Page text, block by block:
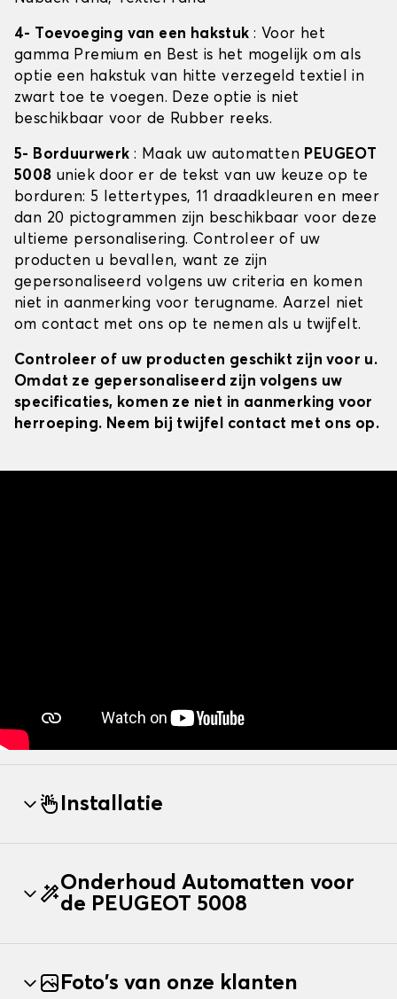
4- Toevoeging van een hakstuk : Voor het
gamma Premium en Best is het mogelijk om als
optie een hakstuk van hitte verzegeld textiel in
zwart toe te voegen. Deze optie is niet
beschikbaar voor de Rubber reeks.
5- Borduurwerk : Maak uw automatten PEUGEOT
5008 uniek door er de tekst van uw keuze op te
borduren: 5 lettertypes, 11 draadkleuren en meer
dan 20 pictogrammen zijn beschikbaar voor deze
ultieme personalisering. Controleer of uw
producten u bevallen, want ze zijn
gepersonaliseerd volgens uw criteria en komen
niet in aanmerking voor terugname. Aarzel niet
om contact met ons op te nemen als u twijfelt.
Controleer of uw producten geschikt zijn voor u.
Omdat ze gepersonaliseerd zijn volgens uw
specificaties, komen ze niet in aanmerking voor
herroeping. Neem bij twijfel contact met ons op.
Installatie
Onderhoud Automatten voor
de PEUGEOT 5008
Foto's van onze klanten